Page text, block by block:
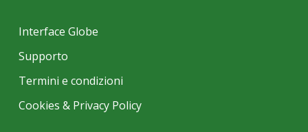
Interface Globe
Supporto
Termini e condizioni
Cookies & Privacy Policy